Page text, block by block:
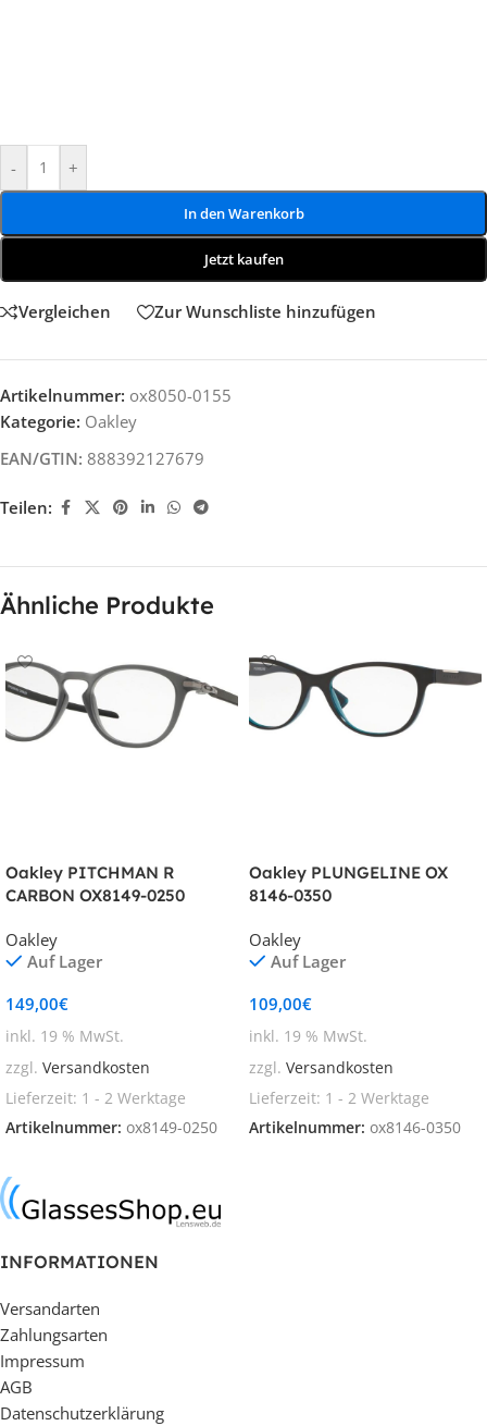
- +
In den Warenkorb
Jetzt kaufen
Vergleichen Zur Wunschliste hinzufügen
Artikelnummer: ox8050-0155
Kategorie: Oakley
EAN/GTIN: 888392127679
Teilen:
Ähnliche Produkte
Oakley PITCHMAN R
CARBON OX8149-0250
Oakley
Auf Lager
149,00€
inkl. 19 % MwSt.
zzgl. Versandkosten
Lieferzeit: 1 - 2 Werktage
Artikelnummer: ox8149-0250
Oakley PLUNGELINE OX
8146-0350
Oakley
Auf Lager
109,00€
inkl. 19 % MwSt.
zzgl. Versandkosten
Lieferzeit: 1 - 2 Werktage
Artikelnummer: ox8146-0350
INFORMATIONEN
Versandarten
Zahlungsarten
Impressum
AGB
Datenschutzerklärung